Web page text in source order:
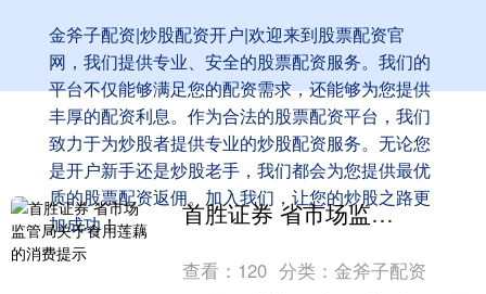
金斧子配资|炒股配资开户|欢迎来到股票配资官
网，我们提供专业、安全的股票配资服务。我们的
平台不仅能够满足您的配资需求，还能够为您提供
丰厚的配资利息。作为合法的股票配资平台，我们
致力于为炒股者提供专业的炒股配资服务。无论您
是开户新手还是炒股老手，我们都会为您提供最优
质的股票配资返佣。加入我们，让您的炒股之路更
加成功！
首胜证券 省市场监管局关于食用莲藕的消费提示
查看： 120 分类：金斧子配资